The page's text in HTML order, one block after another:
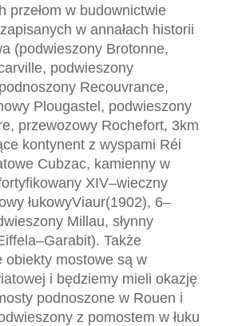
przełom w budownictwie
zapisanych w annałach historii
(podwieszony Brotonne,
podwieszony
Recouvrance,
owy Plougastel, podwieszony
e, przewozowy Rochefort, 3km
ce kontynent z wyspami Réi
towe Cubzac, kamienny w
ortyfikowany XIV–wieczny
wy łukowyViaur(1902), 6–
wieszony Millau, słynny
iffela–Garabit). Także
obiekty mostowe są w
i będziemy mieli okazję
podnoszone w Rouen i
dwieszony z pomostem w łuku